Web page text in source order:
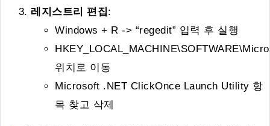
레지스트리 편집:
Windows + R -> “regedit” 입력 후 실행
위치로 이동
Microsoft .NET ClickOnce Launch Utility 항
목 찾고 삭제